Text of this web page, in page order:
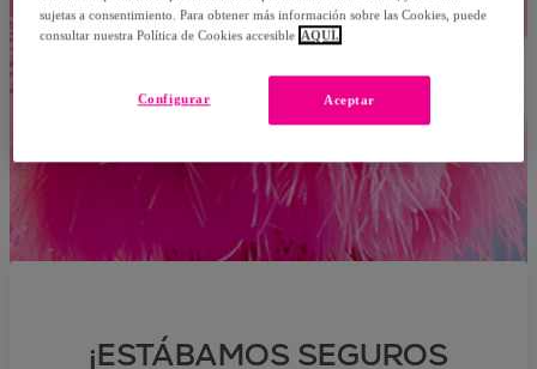
¡ESTÁBAMOS SEGUROS
sujetas a consentimiento. Para obtener más información sobre las Cookies, puede
consultar nuestra Política de Cookies accesible AQUÍ.
Aceptar
Configurar